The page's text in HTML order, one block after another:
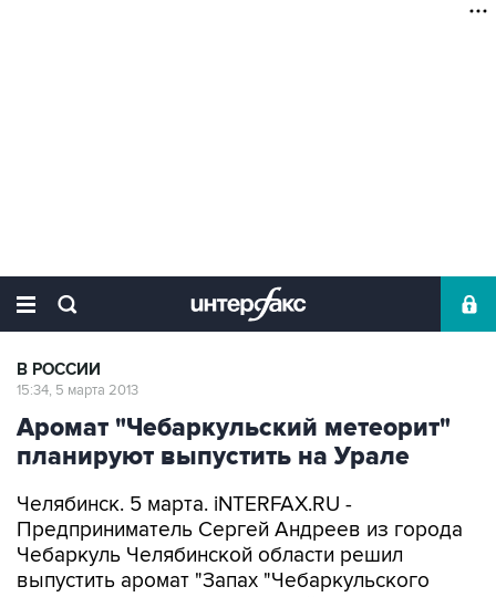
В РОССИИ
15:34, 5 марта 2013
Аромат "Чебаркульский метеорит"
планируют выпустить на Урале
Челябинск. 5 марта. iNTERFAX.RU -
Предприниматель Сергей Андреев из города
Чебаркуль Челябинской области решил
выпустить аромат "Запах "Чебаркульского